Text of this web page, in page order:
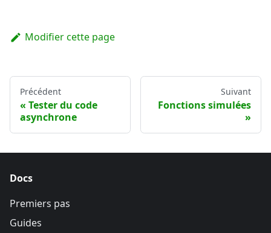
Modifier cette page
Précédent
Tester du code
asynchrone
Suivant
Fonctions simulées
Docs
Premiers pas
Guides